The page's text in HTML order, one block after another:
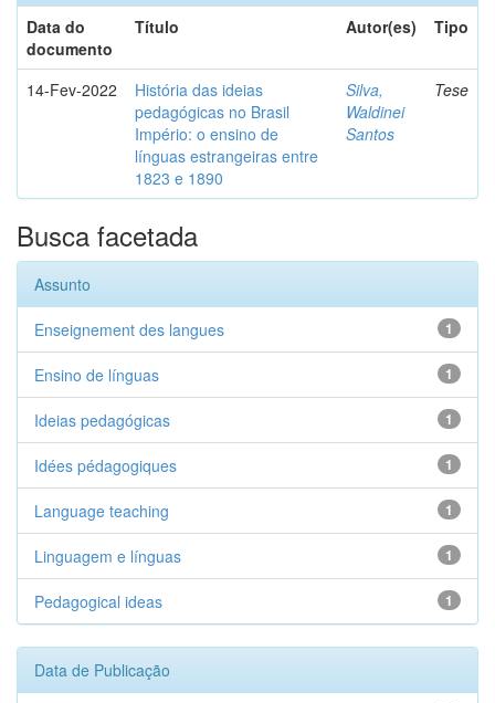
Data do
documento
Título Autor(es) Tipo
14-Fev-2022
História das ideias
pedagógicas no Brasil
Império: o ensino de
línguas estrangeiras entre
1823 e 1890
Silva,
Waldinei
Santos
Tese
Busca facetada
Assunto
1
Enseignement des langues
1
Ensino de línguas
1
Ideias pedagógicas
1
Idées pédagogiques
1
Language teaching
1
Linguagem e línguas
1
Pedagogical ideas
Data de Publicação